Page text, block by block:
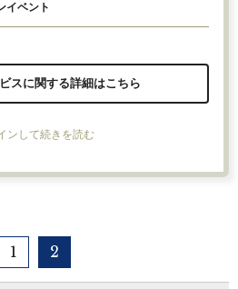
イベント
スに関する詳細はこちら
ンして続きを読む
1 2